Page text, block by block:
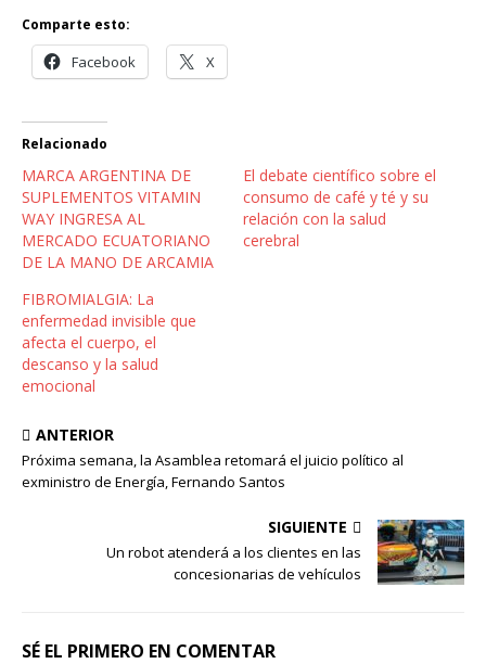
Comparte esto:
Facebook X
Relacionado
MARCA ARGENTINA DE
SUPLEMENTOS VITAMIN
WAY INGRESA AL
MERCADO ECUATORIANO
DE LA MANO DE ARCAMIA
El debate científico sobre el
consumo de café y té y su
relación con la salud
cerebral
FIBROMIALGIA: La
enfermedad invisible que
afecta el cuerpo, el
descanso y la salud
emocional
ANTERIOR
Próxima semana, la Asamblea retomará el juicio político al
exministro de Energía, Fernando Santos
SIGUIENTE
Un robot atenderá a los clientes en las
concesionarias de vehículos
SÉ EL PRIMERO EN COMENTAR